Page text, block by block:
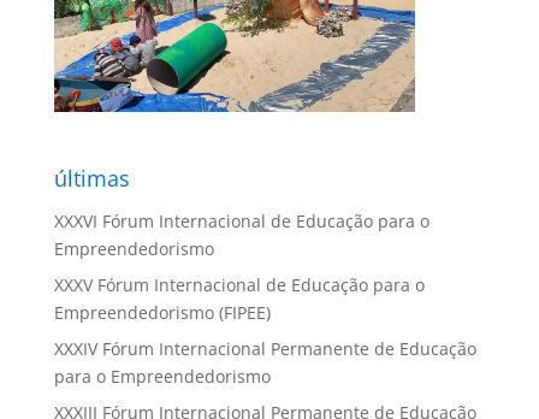
últimas
XXXVI Fórum Internacional de Educação para o
Empreendedorismo
XXXV Fórum Internacional de Educação para o
Empreendedorismo (FIPEE)
XXXIV Fórum Internacional Permanente de Educação
para o Empreendedorismo
XXXIII Fórum Internacional Permanente de Educação